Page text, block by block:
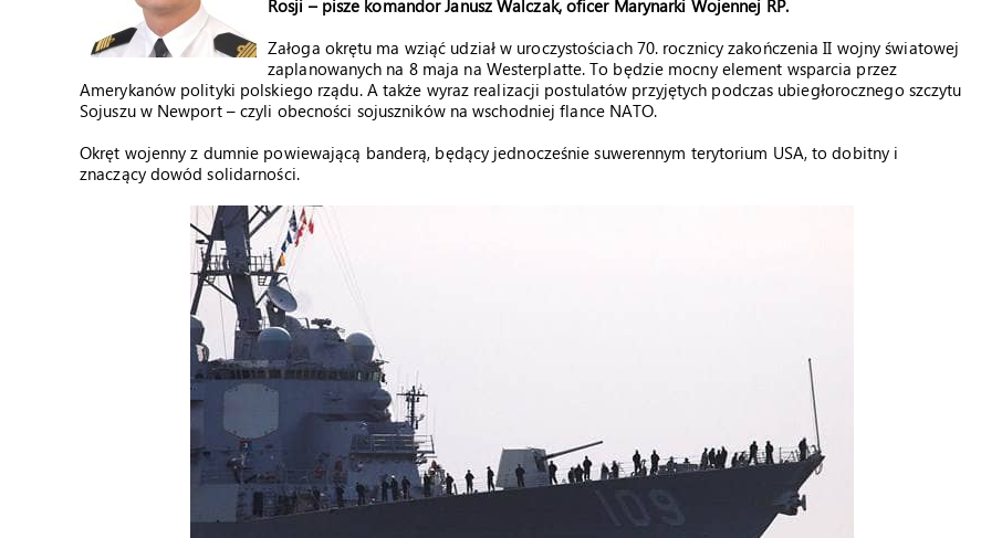
Rosji – pisze komandor Janusz Walczak, oficer Marynarki Wojennej RP.
Załoga okrętu ma wziąć udział w uroczystościach 70. rocznicy zakończenia II wojny światowej
zaplanowanych na 8 maja na Westerplatte. To będzie mocny element wsparcia przez
Amerykanów polityki polskiego rządu. A także wyraz realizacji postulatów przyjętych podczas ubiegłorocznego szczytu
Sojuszu w Newport – czyli obecności sojuszników na wschodniej flance NATO.
Okręt wojenny z dumnie powiewającą banderą, będący jednocześnie suwerennym terytorium USA, to dobitny i
znaczący dowód solidarności.